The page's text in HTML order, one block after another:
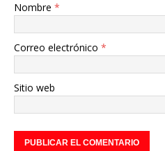
Nombre *
Correo electrónico *
Sitio web